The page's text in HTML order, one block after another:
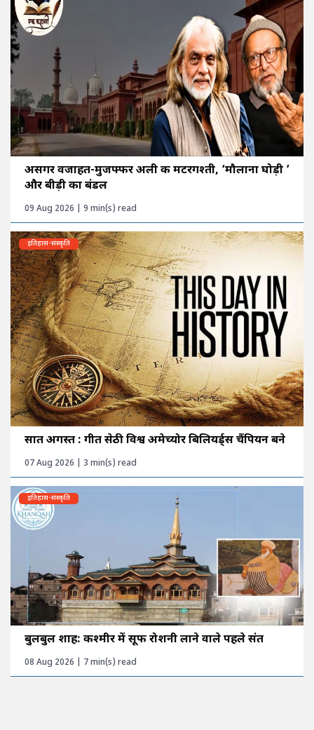
असगर वजाहत-मुजफ्फर अली की मटरगश्ती, ‘मौलाना घोड़ी ’
और बीड़ी का बंडल
09 Aug 2026 | 9 min(s) read
इतिहास-संस्कृति
सात अगस्त : गीत सेठी विश्व अमेच्योर बिलियर्ड्स चैंपियन बने
07 Aug 2026 | 3 min(s) read
इतिहास-संस्कृति
बुलबुल शाह: कश्मीर में सूफी रोशनी लाने वाले पहले संत
08 Aug 2026 | 7 min(s) read